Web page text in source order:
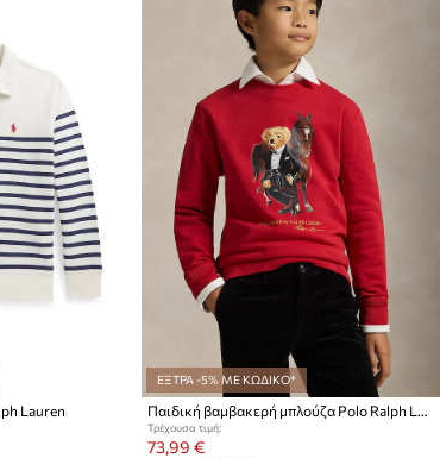
Lauren
ΕΞΤΡΑ -5% ΜΕ ΚΩΔΙΚΟ*
Τρέχουσα τιμή:
73,99 €